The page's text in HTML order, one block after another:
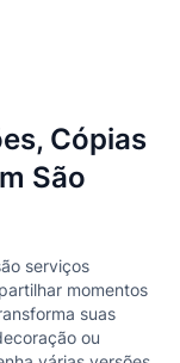
Cópias
São
serviços
momentos
suas
ou